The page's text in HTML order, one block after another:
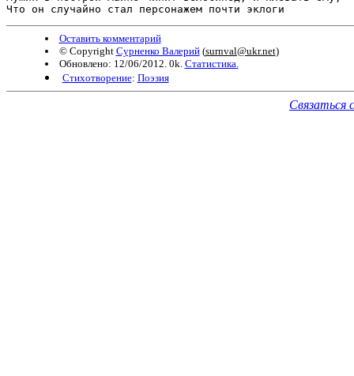
Что он случайно стал персонажем почти эклоги
Оставить комментарий
© Copyright Сурненко Валерий(surnval@ukr.net)
Обновлено: 12/06/2012. 0k. Статистика.
Стихотворение: Поэзия
Связаться